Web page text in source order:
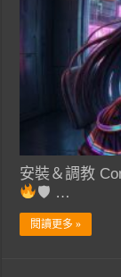
安裝＆調教
🛡 …
閱讀更多 »